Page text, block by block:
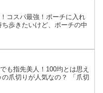
コスパ最強！ポーチに入れ
歩きたいけど、ポーチの中
も指先美人！100均とは思え
爪切りが人気なの？ 「爪切